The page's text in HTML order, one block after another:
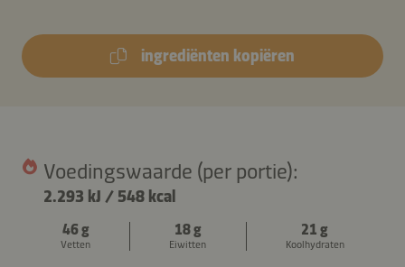
ingrediënten kopiëren
Voedingswaarde (per portie):
2.293 kJ / 548 kcal
46 g
Vetten
18 g
Eiwitten
21 g
Koolhydraten